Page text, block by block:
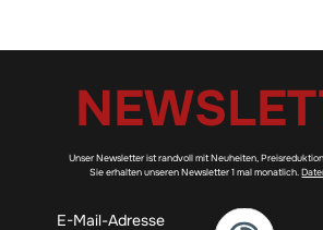
Unser Newsletter ist randvoll mit Neuheiten,
Sie erhalten unseren Newsletter 1 mal monatlich.